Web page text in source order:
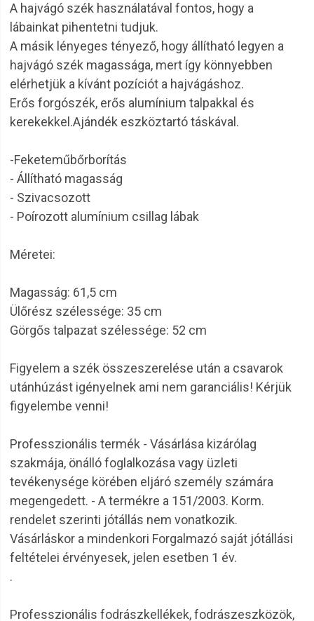
A hajvágó szék használatával fontos, hogy a
lábainkat pihentetni tudjuk.
A másik lényeges tényező, hogy állítható legyen a
hajvágó szék magassága, mert így könnyebben
elérhetjük a kívánt pozíciót a hajvágáshoz.
Erős forgószék, erős alumínium talpakkal és
kerekekkel.Ajándék eszköztartó táskával.
-Feketeműbőrborítás
- Állítható magasság
- Szivacsozott
- Poírozott alumínium csillag lábak
Méretei:
Magasság: 61,5 cm
Ülőrész szélessége: 35 cm
Görgős talpazat szélessége: 52 cm
Figyelem a szék összeszerelése után a csavarok
utánhúzást igényelnek ami nem garanciális! Kérjük
figyelembe venni!
Professzionális termék - Vásárlása kizárólag
szakmája, önálló foglalkozása vagy üzleti
tevékenysége körében eljáró személy számára
megengedett. - A termékre a 151/2003. Korm.
rendelet szerinti jótállás nem vonatkozik.
Vásárláskor a mindenkori Forgalmazó saját jótállási
feltételei érvényesek, jelen esetben 1 év.
.
Professzionális fodrászkellékek, fodrászeszközök,